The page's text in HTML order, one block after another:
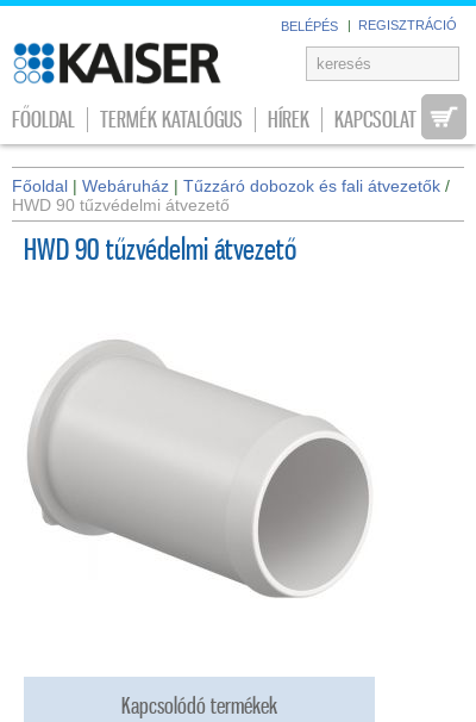
BELÉPÉS | REGISZTRÁCIÓ
FŐOLDAL TERMÉK KATALÓGUS HÍREK KAPCSOLAT
Főoldal | Webáruház | Tűzzáró dobozok és fali átvezetők /
HWD 90 tűzvédelmi átvezető
HWD 90 tűzvédelmi átvezető
Kapcsolódó termékek